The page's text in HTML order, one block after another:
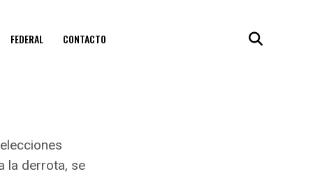
FEDERAL CONTACTO
la derrota, se